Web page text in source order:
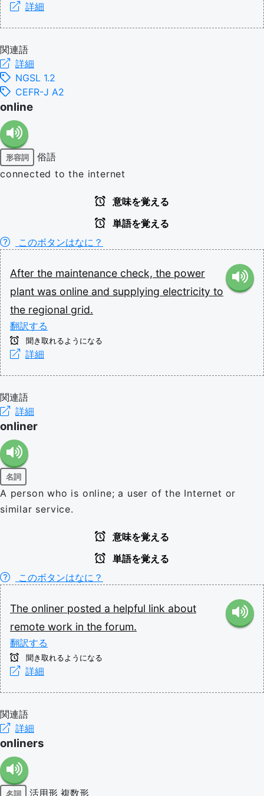
詳細
関連語
詳細
NGSL 1.2
CEFR-J A2
online
形容詞
俗語
connected to the internet
意味を覚える
単語を覚える
このボタンはなに？
After the maintenance check, the power
plant was online and supplying electricity to
the regional grid.
翻訳する
聞き取れるようになる
詳細
関連語
詳細
onliner
名詞
A person who is online; a user of the Internet or
similar service.
意味を覚える
単語を覚える
このボタンはなに？
The onliner posted a helpful link about
remote work in the forum.
翻訳する
聞き取れるようになる
詳細
関連語
詳細
onliners
名詞 活用形 複数形